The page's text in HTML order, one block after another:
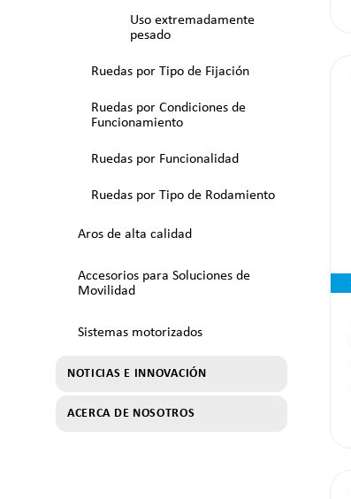
Uso extremadamente
pesado
Ruedas por Tipo de Fijación
Ruedas por Condiciones de
Funcionamiento
Ruedas por Funcionalidad
Ruedas por Tipo de Rodamiento
Aros de alta calidad
Accesorios para Soluciones de
Movilidad
Sistemas motorizados
NOTICIAS E INNOVACIÓN
ACERCA DE NOSOTROS